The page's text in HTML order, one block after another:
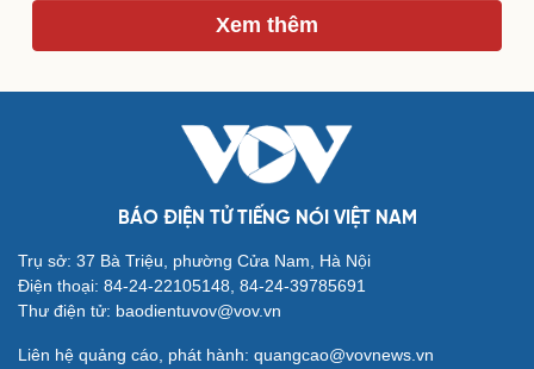
Săn Tour
Podcast
Đọc truyện đêm khuya
Kể chuyện cho bé
Hạt giống tâm hồn
Xem thêm
BÁO ĐIỆN TỬ TIẾNG NÓI VIỆT NAM
Trụ sở: 37 Bà Triệu, phường Cửa Nam, Hà Nội
Điện thoại: 84-24-22105148, 84-24-39785691
Thư điện tử: baodientuvov@vov.vn
Liên hệ quảng cáo, phát hành: quangcao@vovnews.vn